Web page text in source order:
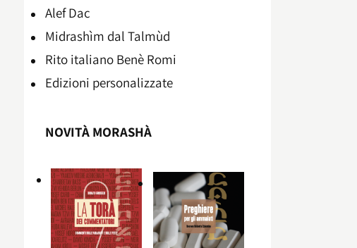
Alef Dac
Midrashìm dal Talmùd
Rito italiano Benè Romi​
Edizioni personalizzate
NOVITÀ MORASHÀ